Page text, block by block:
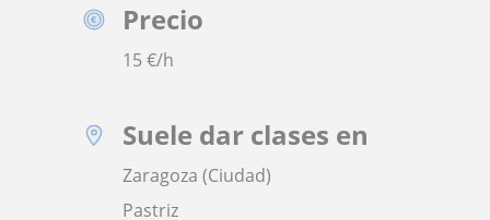
Precio
15€/h
Suele dar clases en
Zaragoza (Ciudad)
Pastriz